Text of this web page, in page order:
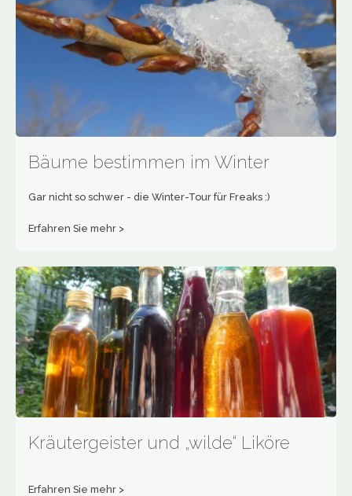
Bäume bestimmen im Winter
Gar nicht so schwer - die Winter-Tour für Freaks :)
Erfahren Sie mehr >
Kräutergeister und „wilde“ Liköre
Erfahren Sie mehr >